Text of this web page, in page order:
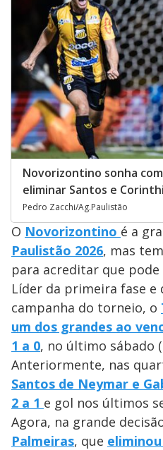
Novorizontino sonha
eliminar Santos e
Pedro Zacchi/Ag.Paulistão
O Novorizontino é a
Paulistão 2026, mas
para acreditar que
Líder da primeira fase
campanha do torneio, o
um dos grandes ao
1 a 0, no último sábado
Anteriormente, nas
Santos de Neymar e
2 a 1 e gol nos últimos
Agora, na grande
Palmeiras, que